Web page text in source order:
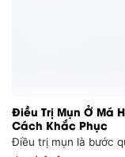
Điều Trị Mụn Ở Má
Cách Khắc Phục
Điều trị mụn là bước